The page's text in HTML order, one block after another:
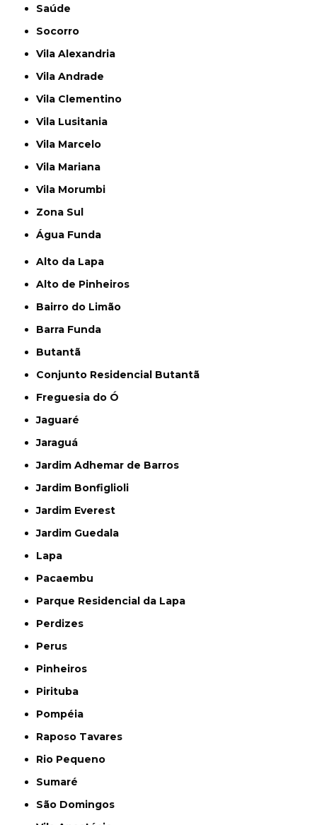
Saúde
Socorro
Vila Alexandria
Vila Andrade
Vila Clementino
Vila Lusitania
Vila Marcelo
Vila Mariana
Vila Morumbi
Zona Sul
Água Funda
Alto da Lapa
Alto de Pinheiros
Bairro do Limão
Barra Funda
Butantã
Conjunto Residencial Butantã
Freguesia do Ó
Jaguaré
Jaraguá
Jardim Adhemar de Barros
Jardim Bonfiglioli
Jardim Everest
Jardim Guedala
Lapa
Pacaembu
Parque Residencial da Lapa
Perdizes
Perus
Pinheiros
Pirituba
Pompéia
Raposo Tavares
Rio Pequeno
Sumaré
São Domingos